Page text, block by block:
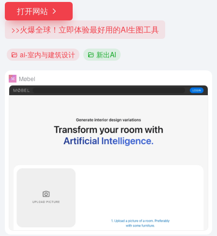
打开网站
>>火爆全球！立即体验最好用的AI生图工具
ai-室内与建筑设计 新出AI
Møbel